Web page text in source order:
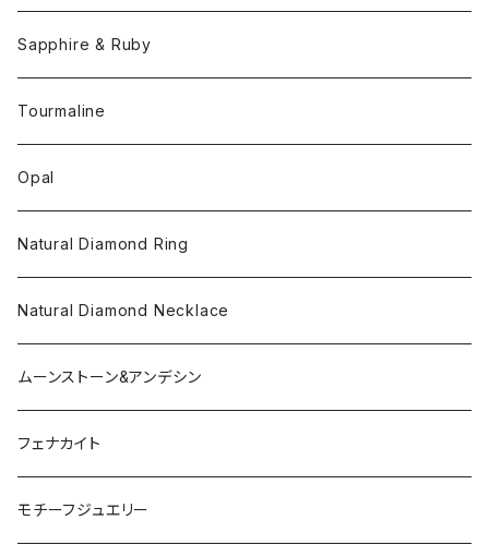
Sapphire & Ruby
Tourmaline
Opal
Natural Diamond Ring
Natural Diamond Necklace
ムーンストーン&アンデシン
フェナカイト
モチーフジュエリー